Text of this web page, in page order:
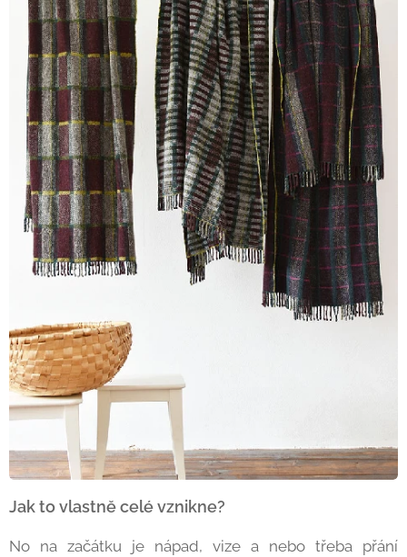
Jak to vlastně celé vznikne?
No na začátku je nápad, vize a nebo třeba přání